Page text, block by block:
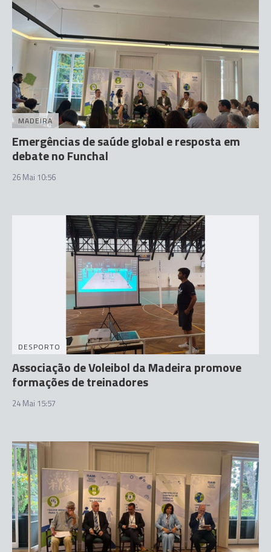
MADEIRA
Emergências de saúde global e resposta em
debate no Funchal
26 Mai 10:56
DESPORTO
Associação de Voleibol da Madeira promove
formações de treinadores
24 Mai 15:57